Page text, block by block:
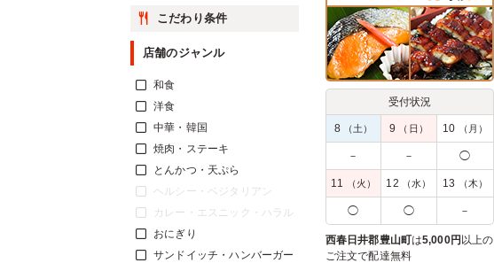
受付状況
8 （土） 9 （日） 10 （月）
－ － ◯
11 （火） 12 （水） 13 （木）
◯ ◯ －
西春日井郡豊山町は5,000円 以上の
ご注文で配達無料
こだわり条件
店舗のジャンル
和食
洋食
中華・韓国
焼肉・ステーキ
とんかつ・天ぷら
ヘルシー・ベジタリアン
カレー・エスニック・ハラル
おにぎり
サンドイッチ・ハンバーガー